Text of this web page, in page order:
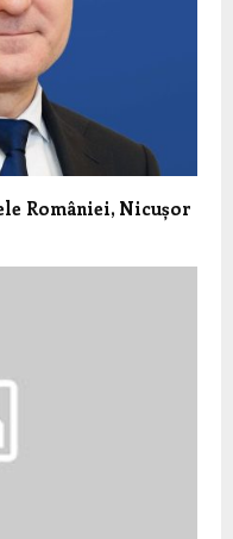
României, Nicușor